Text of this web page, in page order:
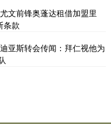
文前锋奥蓬达租借加盟里
条款
亚斯转会传闻：拜仁视他为